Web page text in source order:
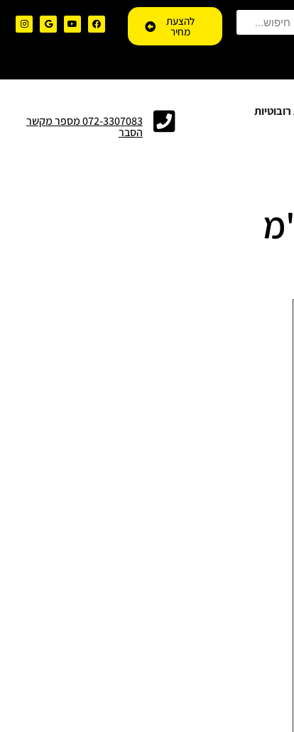
להצעת
מחיר
072-3307083 מספר מקשר
הסבר